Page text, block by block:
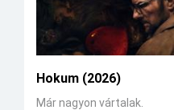
Hokum (2026)
Már nagyon vártalak.